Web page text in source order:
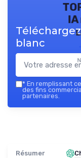
IA
blanc
* En remplissant
des fins
partenaires.
Résumer